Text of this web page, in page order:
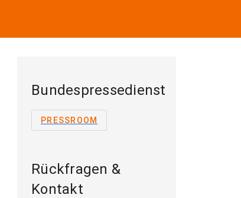
Bundespressedienst
PRESSROOM
Rückfragen &
Kontakt